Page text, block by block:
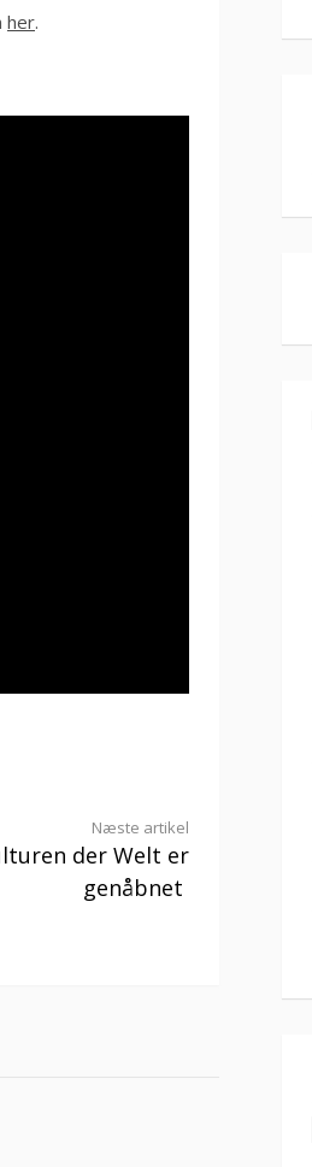
her.
Næste artikel
der Welt er
genåbnet